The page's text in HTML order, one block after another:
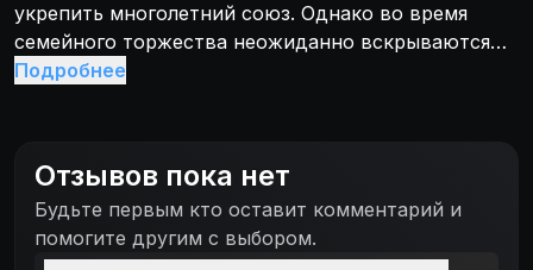
укрепить многолетний союз. Однако во время
семейного торжества неожиданно вскрываются
тайны, которые в один миг превращают лучших
Подробнее
Отзывов пока нет
Будьте первым кто оставит комментарий и
помогите другим с выбором.